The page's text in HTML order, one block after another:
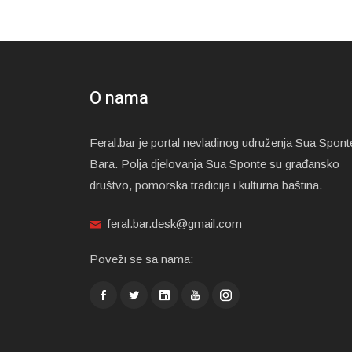
O nama
Feral.bar je portal nevladinog udruženja Sua
Bara. Polja djelovanja Sua Sponte su građansko
društvo, pomorska tradicija i kulturna baština.
feral.bar.desk@gmail.com
Poveži se sa nama: